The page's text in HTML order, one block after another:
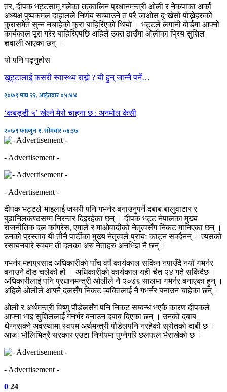
तर, दीपक भट्टसामू गलेका तत्कालिन प्रधानमन्त्री ओली र नेकपाका अर्का
अध्यक्ष पुष्पकमल दाहालले निर्णय सच्याउने त परै जाओस दुःखेसो पोख्नेहरुको
कुरासमेत सुन्न नचाहेको कुरा बाहिरिएको थियो । भट्टले लगानी बोर्डमा आफ्नो
कार्यकाल पूरा गरेर बाहिरिएपछि अहिले उक्त ठाउँमा ओलीका प्रिय सुशिल
ज्ञवाली आएका छन् ।
यो पनि पढ्नुहोस
खुट्टालाई कसरी स्वास्थ्य राख्ने ? यी हुन् जान्नै पर्ने…
२०७९ माघ २२, आईतवार ०५:४४
‘कबड्डी ५’ खेल्ने मेरो चाहना छ : अनमोल केसी
२०७९ फाल्गुन १, सोमबार ०६:३७
- Advertisement -
- Advertisement -
दीपक भट्टले भाइलाई जसरी पनि गभर्नर बनाउनुपर्ने दबाब बालुवाटार र
बुढानिलकण्ठसम्म निरन्तर दिइरहेका छन् । दीपक भट्ट नेपालका मुख्य
राजनीतिक दल कांग्रेस, एमाले र माओवादीको नेतृत्वसँग निकट मानिएका छन् ।
उनको प्रस्ताव यी तीनै पार्टीका मुख्य नेतृत्वले प्रायः काट्न सक्दैनन् । त्यसको
रसायनबारे स्वयम ती दलका अरु नेताहरु अनभिज्ञ नै छन् ।
गभर्नर महाप्रसाद अधिकारीको पाँच वर्षे कार्यकाल सकिन नपाउँदै नयाँ गभर्नर
बनाउने दौड चलेको हो । अधिकारीको कार्यकाल यही चैत २४ गते सकिँदैछ ।
अधिकारीलाई पनि प्रधानमन्त्री ओलीले नै २०७६ सालमा गभर्नर बनाएका हुन् ।
अहिले ओलीले आफ्नै दलसँग निकट व्यक्तिलाई नै गभर्नर बनाउन चाहेका छन् ।
ओली र अर्थमन्त्री विष्णु पौडेलसँग पनि निकट सम्बन्ध भएकै कारण दीपकले
आफ्ना भाइ सुशिललाई गनर्भर बनाउन दबाब दिएका छन् । उनको दबाब
थेग्नसक्ने अवस्थामा स्वयम अर्थमन्त्री पौडेलपनि नरहेको स्रोतको दाबी छ ।
आज÷भोलिभित्रै सरकार एउटा निर्णयमा पुग्नेगरि छलफल भैराखेको छ ।
- Advertisement -
0 24